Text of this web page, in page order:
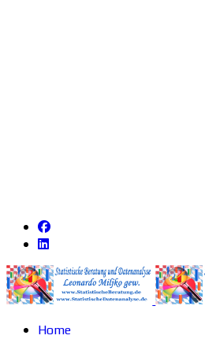
Home